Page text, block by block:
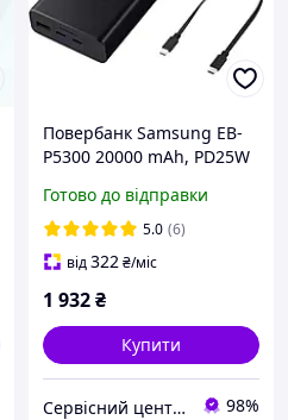
Повербанк Samsung EB-
P5300 20000 mAh, PD25W
зовнішній акумулятор,
батарея, УМБ, power bank
Готово до відправки
5.0 (6)
від322₴/міс
1 932₴
Купити
Сервісний центр Екран 98%